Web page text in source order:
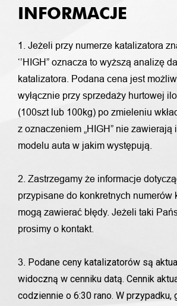
INFORMACJE
1. Jeżeli przy numerze katalizatora
‘’HIGH” oznacza to wyższą analizę
katalizatora. Podana cena jest
wyłącznie przy sprzedaży hurtowej
(100szt lub 100kg) po zmieleniu
z oznaczeniem „HIGH” nie zawierają
modelu auta w jakim występują.
2. Zastrzegamy że informacje
przypisane do konkretnych numerów
mogą zawierać błędy. Jeżeli taki
prosimy o kontakt.
3. Podane ceny katalizatorów są
widoczną w cenniku datą. Cennik
codziennie o 6:30 rano. W przypadku,